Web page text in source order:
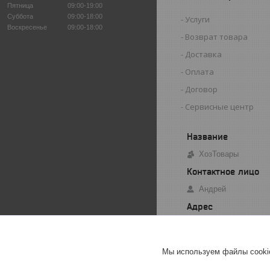
Пятница
09:00-19:00
Суббота
09:00-18:00
Воскресенье
09:00-18:00
Услуги
Возврат товара
Доставка
Оплата
Договор
Сервисные центр
ХозТовары
Андрей
Мы используем файлы